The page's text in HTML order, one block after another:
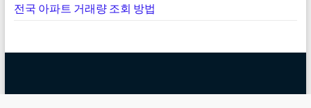
전국 아파트 거래량 조회 방법